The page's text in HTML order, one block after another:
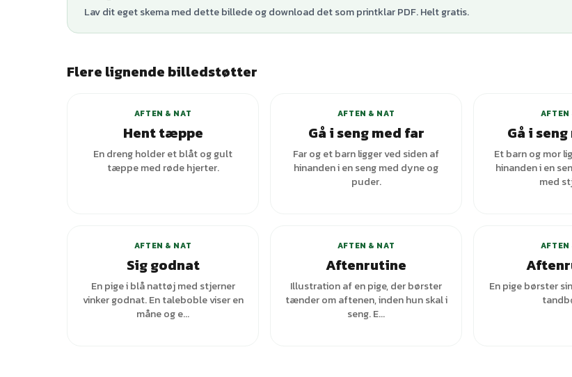
Lav dit eget skema med dette billede og download det som printklar PDF. Helt gratis.
Flere lignende billedstøtter
AFTEN & NAT
Hent tæppe
En dreng holder et blåt og gult
tæppe med røde hjerter.
AFTEN & NAT
Gå i seng med far
Far og et barn ligger ved siden af
hinanden i en seng med dyne og
puder.
AFTEN
Gå i
Et barn og mor
hinanden i en
med
AFTEN & NAT
Sig godnat
En pige i blå nattøj med stjerner
vinker godnat. En taleboble viser en
måne og e...
AFTEN & NAT
Aftenrutine
Illustration af en pige, der børster
tænder om aftenen, inden hun skal i
seng. E...
AFTEN
En pige børster